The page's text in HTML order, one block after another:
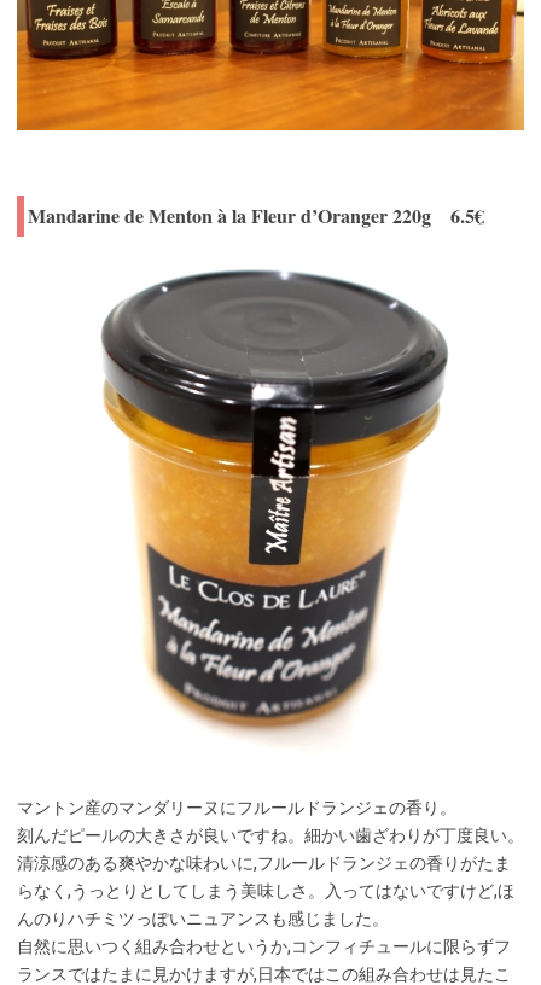
Mandarine de Menton à la Fleur d’Oranger 220g 6.5€
マントン産のマンダリーヌにフルールドランジェの香り。
刻んだピールの大きさが良いですね。細かい歯ざわりが丁度良い。
清涼感のある爽やかな味わいに,フルールドランジェの香りがたま
らなく,うっとりとしてしまう美味しさ。入ってはないですけど,ほ
んのりハチミツっぽいニュアンスも感じました。
自然に思いつく組み合わせというか,コンフィチュールに限らずフ
ランスではたまに見かけますが,日本ではこの組み合わせは見たこ